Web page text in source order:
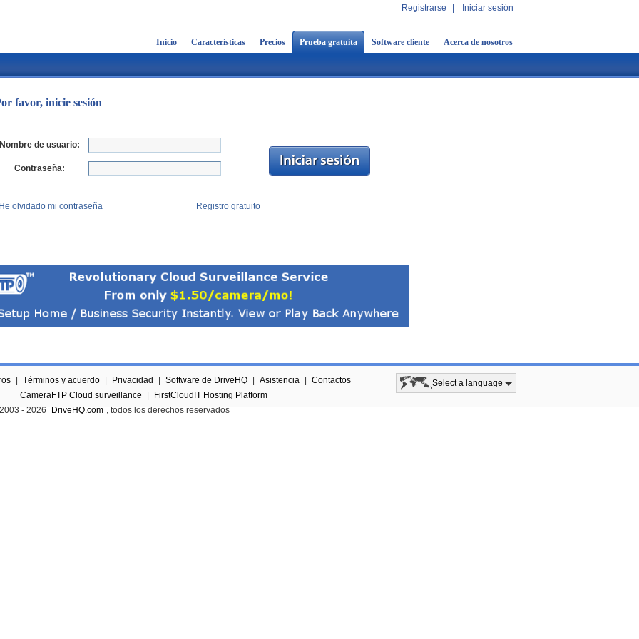
Registrarse Iniciar sesión
Inicio Características Precios Prueba gratuita Software cliente Acerca de nosotros
favor, inicie sesión
de usuario:
Contraseña:
Registro gratuito
olvidado mi contraseña
Términos y acuerdo Privacidad Software de DriveHQ Asistencia
Contactos
CameraFTP Cloud surveillance
FirstCloudIT Hosting Platform
- 2026 DriveHQ.com , todos los derechos reservados
Select a language